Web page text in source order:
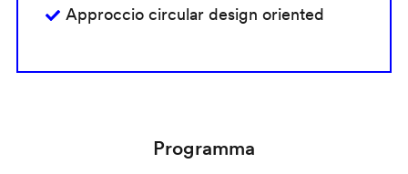
Approccio circular design oriented
Programma